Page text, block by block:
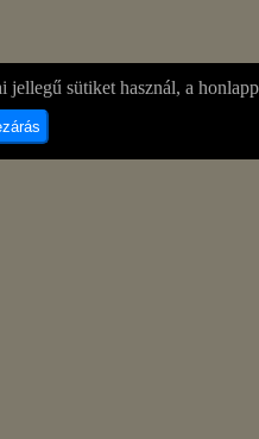
sütiket használ, a